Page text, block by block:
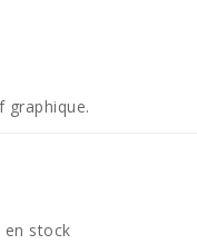
graphique.
en stock